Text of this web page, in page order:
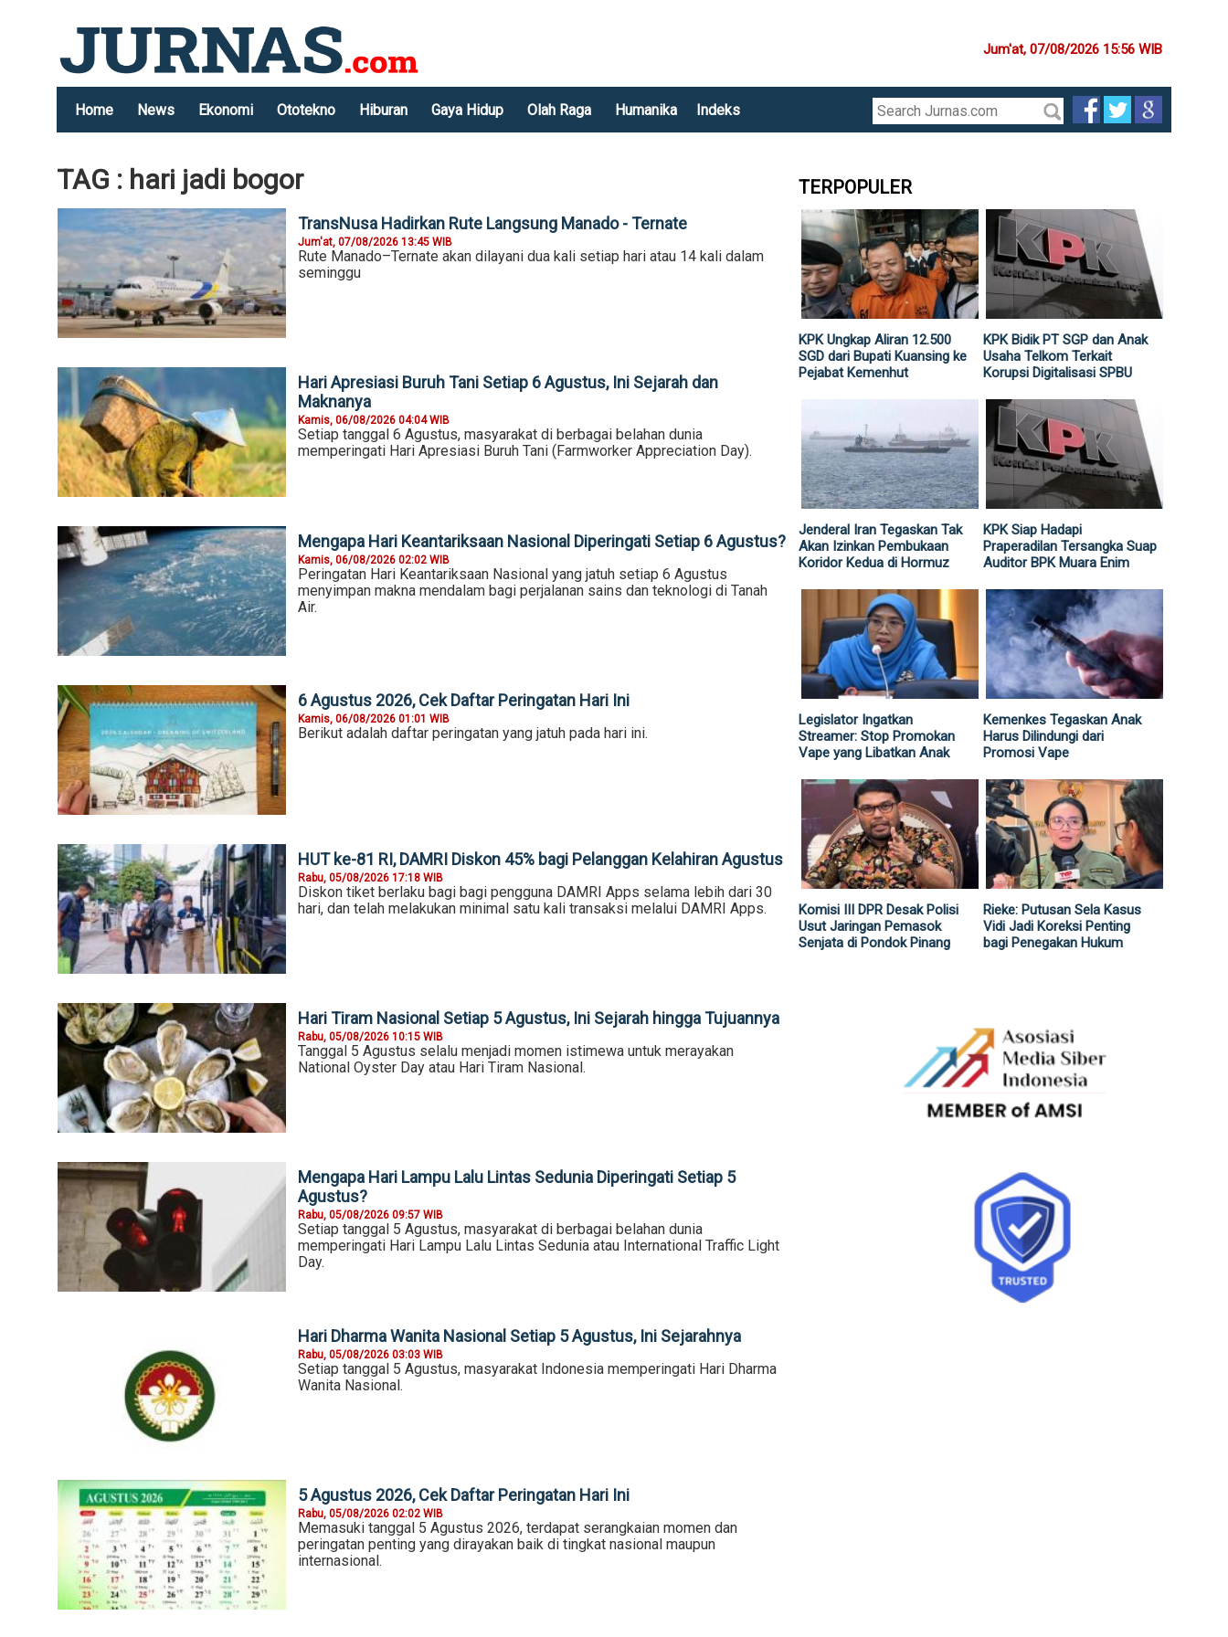
Jum'at, 07/08/2026 15:56 WIB
Home News Ekonomi Ototekno Hiburan Gaya Hidup Olah Raga Humanika Indeks
TAG : hari jadi bogor
TransNusa Hadirkan Rute Langsung Manado - Ternate
Jum'at, 07/08/2026 13:45 WIB
Rute Manado–Ternate akan dilayani dua kali setiap hari atau 14 kali dalam
seminggu
Hari Apresiasi Buruh Tani Setiap 6 Agustus, Ini Sejarah dan
Maknanya
Kamis, 06/08/2026 04:04 WIB
Setiap tanggal 6 Agustus, masyarakat di berbagai belahan dunia
memperingati Hari Apresiasi Buruh Tani (Farmworker Appreciation Day).
Mengapa Hari Keantariksaan Nasional Diperingati Setiap 6 Agustus?
Kamis, 06/08/2026 02:02 WIB
Peringatan Hari Keantariksaan Nasional yang jatuh setiap 6 Agustus
menyimpan makna mendalam bagi perjalanan sains dan teknologi di Tanah
Air.
6 Agustus 2026, Cek Daftar Peringatan Hari Ini
Kamis, 06/08/2026 01:01 WIB
Berikut adalah daftar peringatan yang jatuh pada hari ini.
HUT ke-81 RI, DAMRI Diskon 45% bagi Pelanggan Kelahiran Agustus
Rabu, 05/08/2026 17:18 WIB
Diskon tiket berlaku bagi bagi pengguna DAMRI Apps selama lebih dari 30
hari, dan telah melakukan minimal satu kali transaksi melalui DAMRI Apps.
Hari Tiram Nasional Setiap 5 Agustus, Ini Sejarah hingga Tujuannya
Rabu, 05/08/2026 10:15 WIB
Tanggal 5 Agustus selalu menjadi momen istimewa untuk merayakan
National Oyster Day atau Hari Tiram Nasional.
Mengapa Hari Lampu Lalu Lintas Sedunia Diperingati Setiap 5
Agustus?
Rabu, 05/08/2026 09:57 WIB
Setiap tanggal 5 Agustus, masyarakat di berbagai belahan dunia
memperingati Hari Lampu Lalu Lintas Sedunia atau International Traffic Light
Day.
Hari Dharma Wanita Nasional Setiap 5 Agustus, Ini Sejarahnya
Rabu, 05/08/2026 03:03 WIB
Setiap tanggal 5 Agustus, masyarakat Indonesia memperingati Hari Dharma
Wanita Nasional.
5 Agustus 2026, Cek Daftar Peringatan Hari Ini
Rabu, 05/08/2026 02:02 WIB
Memasuki tanggal 5 Agustus 2026, terdapat serangkaian momen dan
peringatan penting yang dirayakan baik di tingkat nasional maupun
internasional.
TERPOPULER
KPK Ungkap Aliran 12.500
SGD dari Bupati Kuansing ke
Pejabat Kemenhut
KPK Bidik PT SGP dan Anak
Usaha Telkom Terkait
Korupsi Digitalisasi SPBU
Jenderal Iran Tegaskan Tak
Akan Izinkan Pembukaan
Koridor Kedua di Hormuz
KPK Siap Hadapi
Praperadilan Tersangka Suap
Auditor BPK Muara Enim
Legislator Ingatkan
Streamer: Stop Promokan
Vape yang Libatkan Anak
Kemenkes Tegaskan Anak
Harus Dilindungi dari
Promosi Vape
Komisi III DPR Desak Polisi
Usut Jaringan Pemasok
Senjata di Pondok Pinang
Rieke: Putusan Sela Kasus
Vidi Jadi Koreksi Penting
bagi Penegakan Hukum